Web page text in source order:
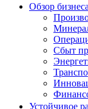
Обзор бизнеса
Сбыт
Устойчивое